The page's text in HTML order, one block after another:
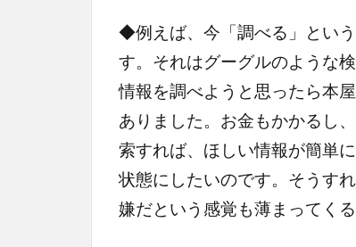
◆例えば、今「調べる」とい
す。それはグーグルのような
情報を調べようと思ったら本
ありました。お金もかかるし
索すれば、ほしい情報が簡単
状態にしたいのです。そうす
嫌だという感覚も薄まってくる